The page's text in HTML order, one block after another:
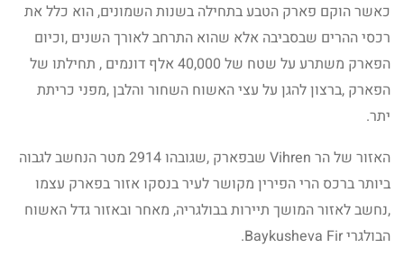
כאשר הוקם פארק הטבע בתחילה בשנות השמונים, הוא כלל את
רכסי ההרים שבסביבה אלא שהוא התרחב לאורך השנים ,וכיום
הפארק משתרע על שטח של 40,000 אלף דונמים , תחילתו של
הפארק ,ברצון להגן על עצי האשוח השחור והלבן ,מפני כריתת
יתר.
האזור של הר Vihren שבפארק ,שגובהו 2914 מטר הנחשב לגבוה
ביותר ברכס הרי הפירין מקושר לעיר בנסקו אזור בפארק עצמו
,נחשב לאזור המושך תיירות בבולגריה, מאחר ובאזור גדל האשוח
הבולגרי Baykusheva Fir.